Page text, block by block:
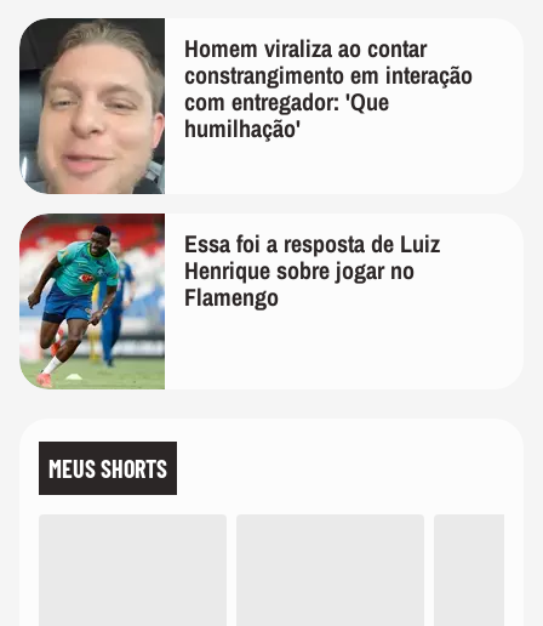
Homem viraliza ao contar
constrangimento em interação
com entregador: 'Que
humilhação'
Essa foi a resposta de Luiz
Henrique sobre jogar no
Flamengo
MEUS SHORTS